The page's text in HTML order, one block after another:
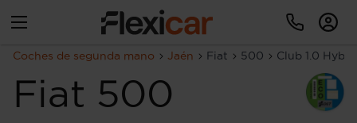
Coches de segunda mano Jaén Fiat 500 Club 1.0
Fiat 500